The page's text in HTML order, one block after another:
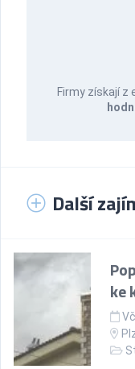
Firmy získají z
Další
ke